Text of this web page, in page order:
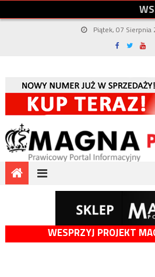
WS
Piątek, 07 Sierpnia
WESPRZYJ PROJEKT